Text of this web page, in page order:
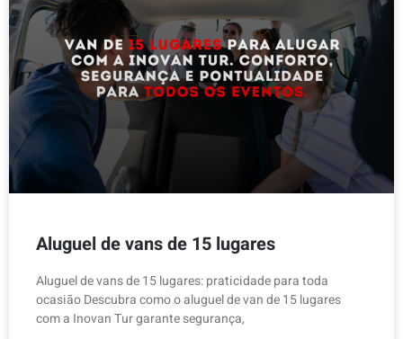
Aluguel de vans de 15 lugares
Aluguel de vans de 15 lugares: praticidade para toda
ocasião Descubra como o aluguel de van de 15 lugares
com a Inovan Tur garante segurança,